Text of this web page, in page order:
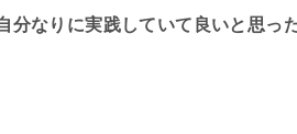
分なりに実践していて良いと思っ